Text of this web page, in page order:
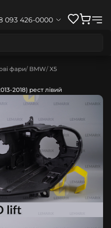
093 426-0000
фари BMW X5
2018) рест лівий